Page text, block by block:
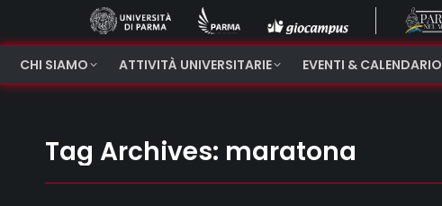
CHI SIAMO ATTIVITÀ UNIVERSITARIE EVENTI & CALENDARIO
Tag Archives: maratona